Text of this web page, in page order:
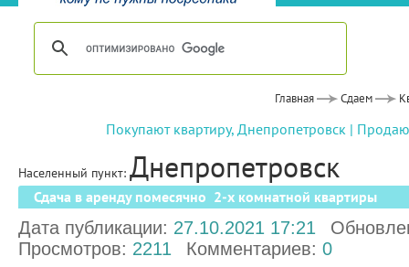
Главная Сдаем
Покупают квартиру, Днепропетровск|
Населенный пункт: Днепропетровск
Сдача в аренду помесячно 2-х комнатной квартиры
Дата публикации: 27.10.2021 17:21
Просмотров: 2211 Комментариев: 0